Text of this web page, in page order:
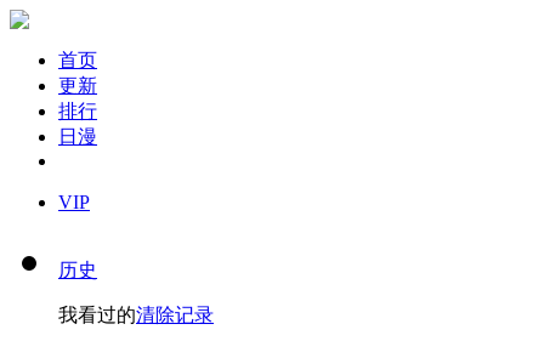
首页
更新
排行
日漫
VIP
历史
我看过的清除记录